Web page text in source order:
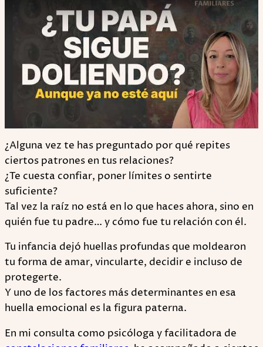
¿Alguna vez te has preguntado por qué repites
ciertos patrones en tus relaciones?
¿Te cuesta confiar, poner límites o sentirte
suficiente?
Tal vez la raíz no está en lo que haces ahora, sino en
quién fue tu padre… y cómo fue tu relación con él.
Tu infancia dejó huellas profundas que moldearon
tu forma de amar, vincularte, decidir e incluso de
protegerte.
Y uno de los factores más determinantes en esa
huella emocional es la figura paterna.
En mi consulta como psicóloga y facilitadora de